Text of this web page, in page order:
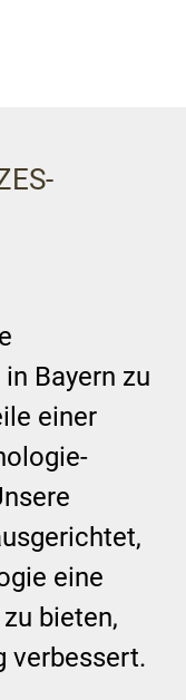
Bayern zu
einer
eine
bieten,
verbessert.